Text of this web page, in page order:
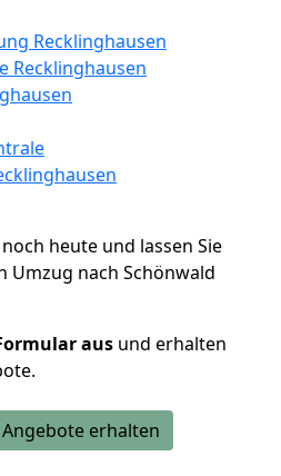
Recklinghausen
Recklinghausen
heute und lassen Sie
Umzug nach Schönwald
aus und erhalten
erhalten